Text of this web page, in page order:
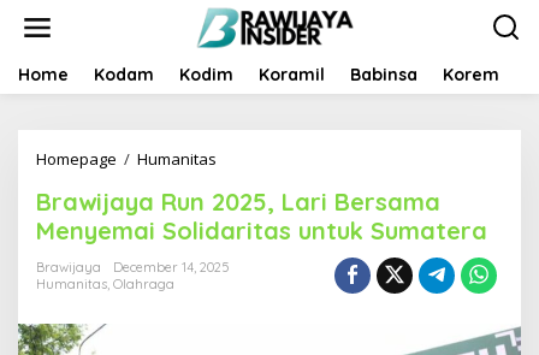
t
Home Kodam Kodim Koramil Babinsa Korem
Homepage / Humanitas
a
w
i
j
Brawijaya Run 2025, Lari Bersama
Menyemai Solidaritas untuk Sumatera
Brawijaya
December 14, 2025
Humanitas, Olahraga